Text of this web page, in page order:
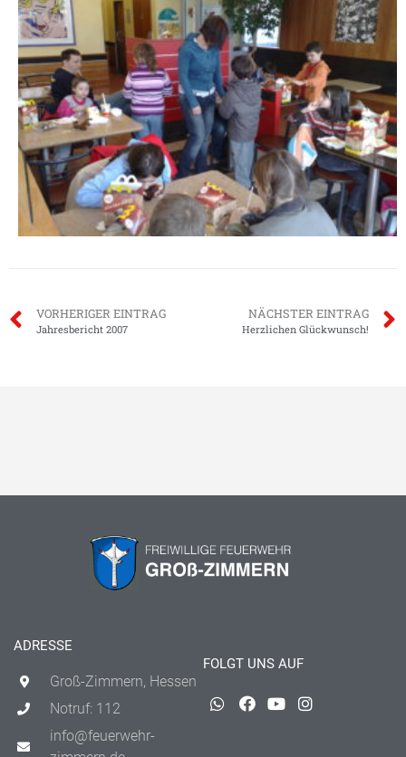
VORHERIGER EINTRAG
Jahresbericht 2007
NÄCHSTER EINTRAG
Herzlichen Glückwunsch!
ADRESSE
Groß-Zimmern, Hessen
Notruf: 112
info@feuerwehr-
FOLGT UNS AUF